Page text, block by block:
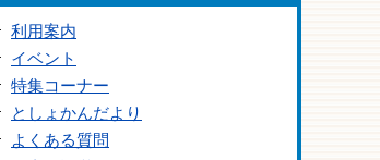
利用案内
イベント
特集コーナー
としょかんだより
よくある質問